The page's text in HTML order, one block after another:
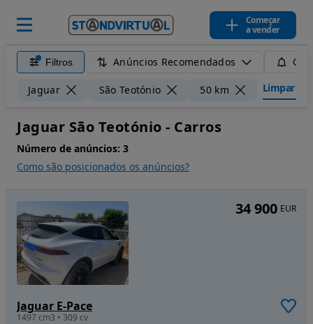
Começar
a vender
Filtros Anúncios Recomendados
Jaguar São Teotónio 50 km Limpar
Jaguar São Teotónio - Carros
Número de anúncios: 3
Como são posicionados os anúncios?
Jaguar E-Pace
1497 cm3 • 309 cv
34 900 EUR